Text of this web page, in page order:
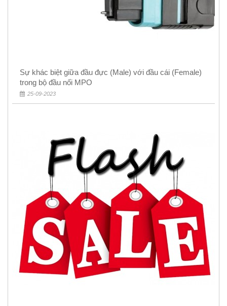
Sự khác biệt giữa đầu đực (Male) với đầu cái (Female)
trong bộ đầu nối MPO
25-09-2023